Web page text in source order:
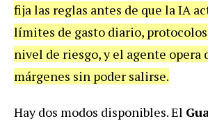
fija las reglas antes de que la IA
límites de gasto diario,
nivel de riesgo, y el agente opera
márgenes sin poder salirse.
Hay dos modos disponibles. El